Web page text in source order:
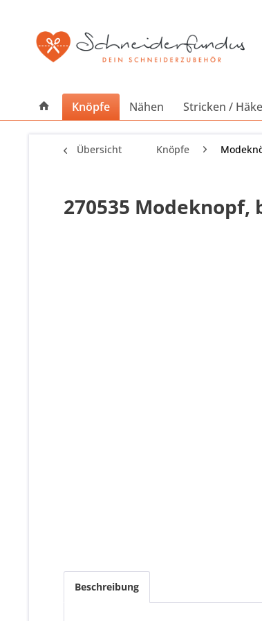
Knöpfe Nähen Stricken /
Übersicht Knöpfe
270535 Modeknopf,
Beschreibung